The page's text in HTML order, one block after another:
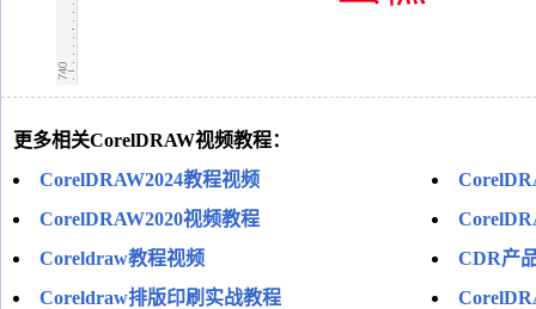
更多相关CorelDRAW视频教程：
CorelDRAW2024教程视频
CorelDRAW2020视频教程
Coreldraw教程视频
CDR产
Coreldraw排版印刷实战教程